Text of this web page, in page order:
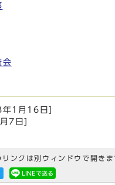
会
1月16日
7日
ンクは別ウィンドウで開きま